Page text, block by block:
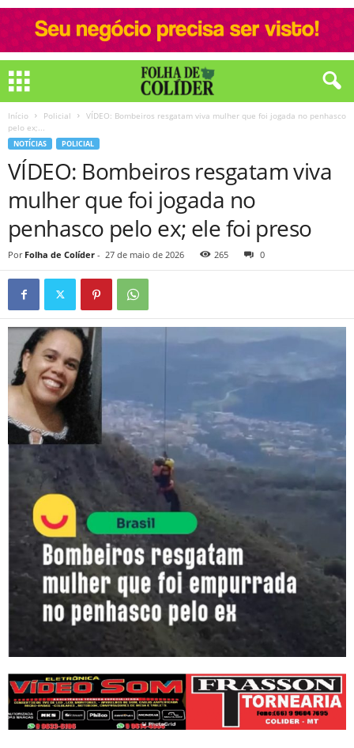
Início Policial
VÍDEO: Bombeiros resgatam viva mulher que foi jogada no penhasco
pelo ex;...
NOTÍCIAS POLICIAL
VÍDEO: Bombeiros resgatam viva
mulher que foi jogada no
penhasco pelo ex; ele foi preso
Por Folha de Colíder - 27 de maio de 2026 265 0